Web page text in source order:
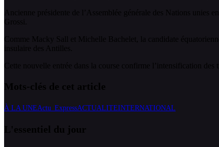
Ancienne présidente de l’Assemblée générale des Nations
Grossi.
Comme Macky Sall et Michelle Bachelet, la candidate
insulaire des Antilles.
Cette nouvelle entrée dans la course confirme l’intensification
Mots-clés de cet article
À LA UNEActu_ExpressACTUALITEINTERNATIONAL
L'essentiel du jour